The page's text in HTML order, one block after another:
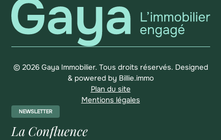
NEWSLETTER
La Confluence
© 2026 Gaya Immobilier. Tous droits réservés. Designed
& powered by Billie.immo
Plan du site
Mentions légales